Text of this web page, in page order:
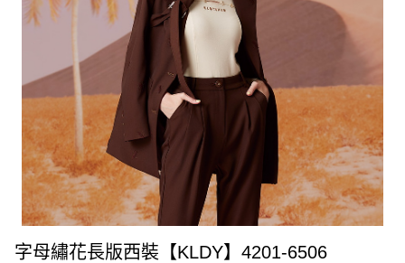
字母繡花長版西裝【KLDY】4201-6506